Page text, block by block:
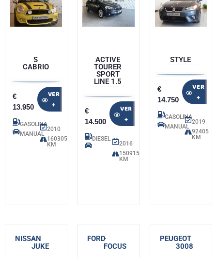
S
CABRIO
€
13.950
VER
+
GASOLINA
MANUAL
2010
160305
KM
ACTIVE
TOURER
SPORT
LINE 1.5
€
14.500
VER
+
DIESEL
2016
150915
KM
STYLE
€
14.750
VER
+
GASOLINA
MANUAL
2019
92405
KM
NISSAN
-
JUKE
FORD-
FOCUS
PEUGEOT
-
3008